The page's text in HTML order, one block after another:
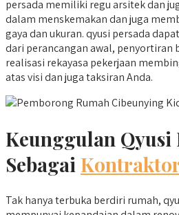
persada memiliki regu arsitek dan
dalam menskemakan dan juga
gaya dan ukuran. qyusi persada
dari perancangan awal, penyortiran
realisasi rekayasa pekerjaan
atas visi dan juga taksiran Anda.
Keunggulan Qyusi
Sebagai
Tak hanya terbuka berdiri rumah,